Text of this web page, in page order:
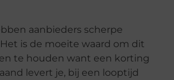
aanbieders scherpe
is de moeite waard om dit
te houden want een korting
levert je, bij een looptijd